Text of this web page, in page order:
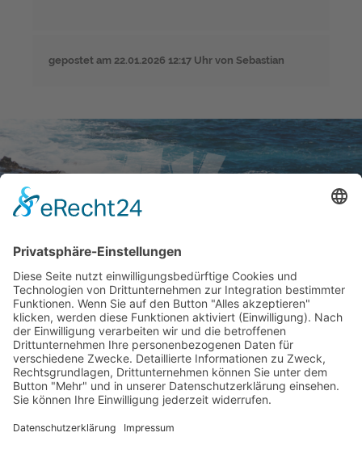
gepostet am 22.01.2026 12:17 Uhr von Sebastian
Brauchst Du Hilfe?
Unser Team ist in der Zeit von 9- 20 Uhr (Mo - So) für Dich
zu sprechen und ausserhalb der Zeiten per Mail erreichbar